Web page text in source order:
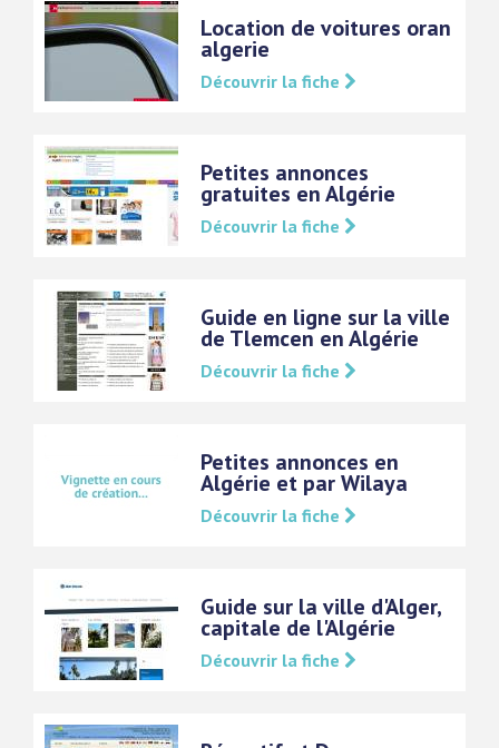
Location de voitures oran
algerie
Découvrir la fiche
Petites annonces
gratuites en Algérie
Découvrir la fiche
Guide en ligne sur la ville
de Tlemcen en Algérie
Découvrir la fiche
Petites annonces en
Algérie et par Wilaya
Découvrir la fiche
Guide sur la ville d'Alger,
capitale de l'Algérie
Découvrir la fiche